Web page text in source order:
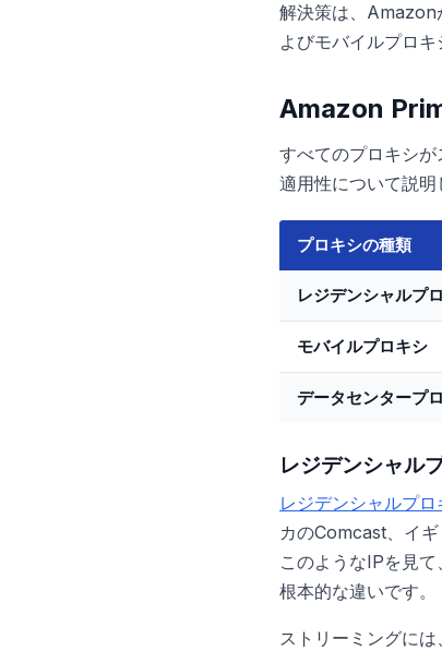
解決策は、Amazon
よびモバイルプロキ
Amazon
すべてのプロキシ
適用性について説明
プロキシの種類
レジデンシャルプ
モバイルプロキシ
データセンタープ
レジデンシャル
レジデンシャルプロ
カのComcast、イ
このようなIPを見
根本的な違いです。
ストリーミングに